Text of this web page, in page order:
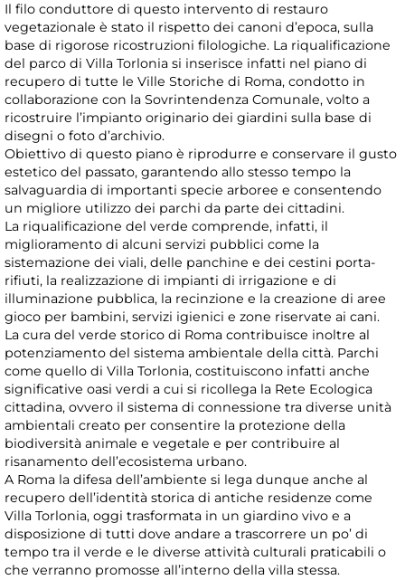
Il filo conduttore di questo intervento di restauro
vegetazionale è stato il rispetto dei canoni d’epoca, sulla
base di rigorose ricostruzioni filologiche. La riqualificazione
del parco di Villa Torlonia si inserisce infatti nel piano di
recupero di tutte le Ville Storiche di Roma, condotto in
collaborazione con la Sovrintendenza Comunale, volto a
ricostruire l’impianto originario dei giardini sulla base di
disegni o foto d’archivio.
Obiettivo di questo piano è riprodurre e conservare il gusto
estetico del passato, garantendo allo stesso tempo la
salvaguardia di importanti specie arboree e consentendo
un migliore utilizzo dei parchi da parte dei cittadini.
La riqualificazione del verde comprende, infatti, il
miglioramento di alcuni servizi pubblici come la
sistemazione dei viali, delle panchine e dei cestini porta-
rifiuti, la realizzazione di impianti di irrigazione e di
illuminazione pubblica, la recinzione e la creazione di aree
gioco per bambini, servizi igienici e zone riservate ai cani.
La cura del verde storico di Roma contribuisce inoltre al
potenziamento del sistema ambientale della città. Parchi
come quello di Villa Torlonia, costituiscono infatti anche
significative oasi verdi a cui si ricollega la Rete Ecologica
cittadina, ovvero il sistema di connessione tra diverse unità
ambientali creato per consentire la protezione della
biodiversità animale e vegetale e per contribuire al
risanamento dell’ecosistema urbano.
A Roma la difesa dell’ambiente si lega dunque anche al
recupero dell’identità storica di antiche residenze come
Villa Torlonia, oggi trasformata in un giardino vivo e a
disposizione di tutti dove andare a trascorrere un po’ di
tempo tra il verde e le diverse attività culturali praticabili o
che verranno promosse all’interno della villa stessa.